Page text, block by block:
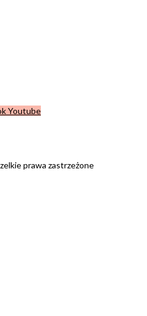
Youtube
prawa zastrzeżone